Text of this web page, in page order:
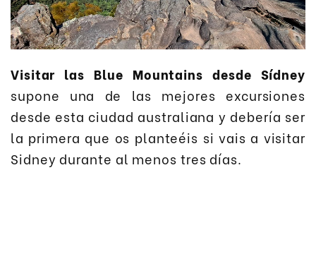
Visitar las Blue Mountains desde Sídney
supone una de las mejores excursiones
desde esta ciudad australiana y debería ser
la primera que os planteéis si vais a visitar
Sidney durante al menos tres días.